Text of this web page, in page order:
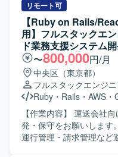
リモート可
【Ruby on Rails/
用】フルスタックエ
ド業務支援システム
〜800,000円/月
中央区（東京都）
フルスタックエンジ
Ruby ・ Rails ・ AWS ・
【作業内容】 運送会社
発・保守をお願いします
運行管理・請求管理など